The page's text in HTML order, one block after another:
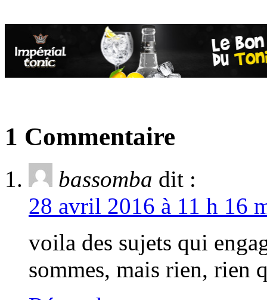
1 Commentaire
bassomba dit :
28 avril 2016 à 11 h 16
voila des sujets qui
sommes, mais rien,